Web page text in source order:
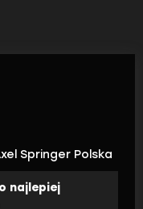
Springer Polska
najlepiej